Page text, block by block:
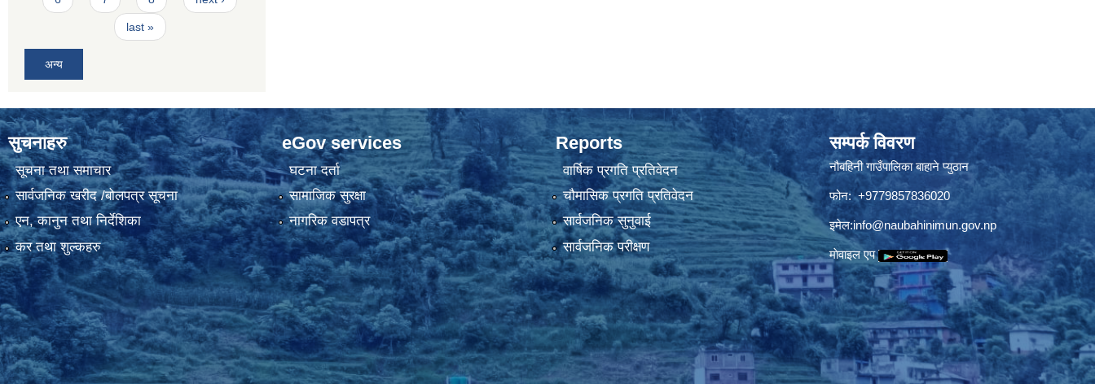
last »
अन्य
सुचनाहरु
सूचना तथा समाचार
सार्वजनिक खरीद /बोलपत्र सूचना
एन, कानुन तथा निर्देशिका
कर तथा शुल्कहरु
eGov services
घटना दर्ता
सामाजिक सुरक्षा
नागरिक वडापत्र
Reports
वार्षिक प्रगति प्रतिवेदन
चौमासिक प्रगति प्रतिवेदन
सार्वजनिक सुनुवाई
सार्वजनिक परीक्षण
सम्पर्क विवरण
नौबहिनी गाउँपालिका बाहाने प्युठान
फोन: +9779857836020
इमेल:info@naubahinimun.gov.np
माेवाइल एप